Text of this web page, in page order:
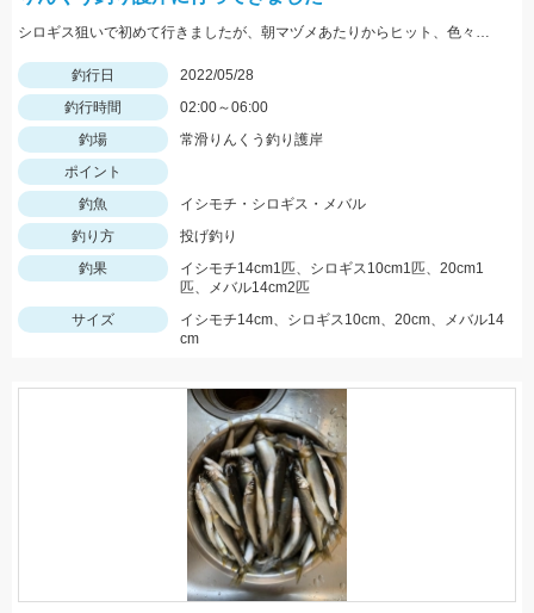
シロギス狙いで初めて行きましたが、朝マヅメあたりからヒット、色々釣れて楽しかったです。
釣行日
2022/05/28
釣行時間
02:00～06:00
釣場
常滑りんくう釣り護岸
ポイント
釣魚
イシモチ・シロギス・メバル
釣り方
投げ釣り
釣果
イシモチ14cm1匹、シロギス10cm1匹、20cm1
匹、メバル14cm2匹
サイズ
イシモチ14cm、シロギス10cm、20cm、メバル14
cm